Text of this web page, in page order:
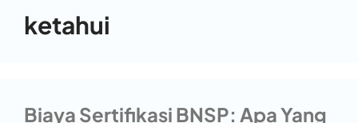
ketahui
Biaya Sertifikasi BNSP: Apa Yang